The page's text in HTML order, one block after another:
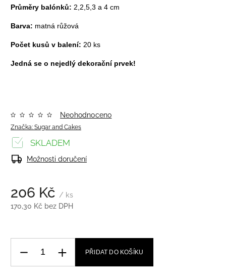
Průměry balónků: 2,2,5,3 a 4 cm
Barva: matná růžová
Počet kusů v balení: 20 ks
Jedná se o nejedlý dekorační prvek!
Značka: Sugar and Cakes
Neohodnoceno
206 Kč / ks
170,30 Kč bez DPH
SKLADEM
Možnosti doručení
PŘIDAT DO KOŠÍKU